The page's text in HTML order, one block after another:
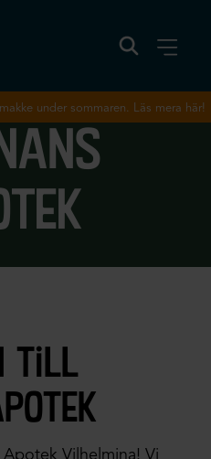
under sommaren. Läs mera här!
till
Vilhelmina! Vi